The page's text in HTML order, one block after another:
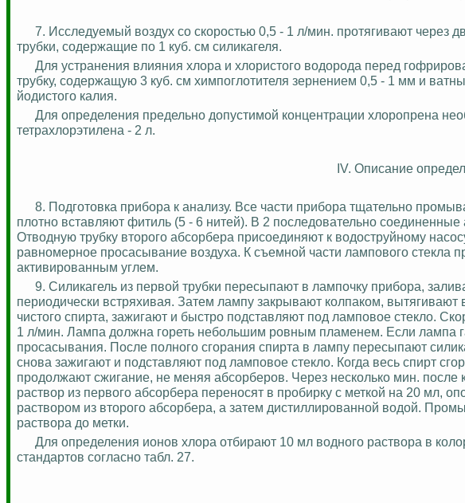
7. Исследуемый воздух со скоростью 0,5 - 1 л/мин. протягивают через
трубки, содержащие по 1 куб. см силикагеля.
Для устранения влияния хлора и хлористого водорода перед
трубку, содержащую 3 куб. см химпоглотителя зернением 0,5 - 1 мм и
йодистого калия.
Для определения предельно допустимой концентрации хлоропрена
тетрахлорэтилена - 2 л.
IV. Описание
8. Подготовка прибора к анализу. Все части прибора тщательно
плотно вставляют фитиль (5 - 6 нитей). В 2 последовательно
Отводную трубку второго абсорбера присоединяют к водоструйному
равномерное просасывание воздуха. К съемной части лампового стекла
активированным углем.
9. Силикагель из первой трубки пересыпают в лампочку прибора,
периодически встряхивая. Затем лампу закрывают колпаком,
чистого спирта, зажигают и быстро подставляют под ламповое стекло.
1 л/мин. Лампа должна гореть небольшим ровным пламенем. Если лампа
просасывания. После полного сгорания спирта в лампу пересыпают
снова зажигают и подставляют под ламповое стекло. Когда весь спирт
продолжают сжигание, не меняя абсорберов. Через несколько мин.
раствор из первого абсорбера переносят в пробирку с меткой на 20 мл,
раствором из второго абсорбера, а затем дистиллированной водой.
раствора до метки.
Для определения ионов хлора отбирают 10 мл водного раствора в
стандартов согласно табл. 27.